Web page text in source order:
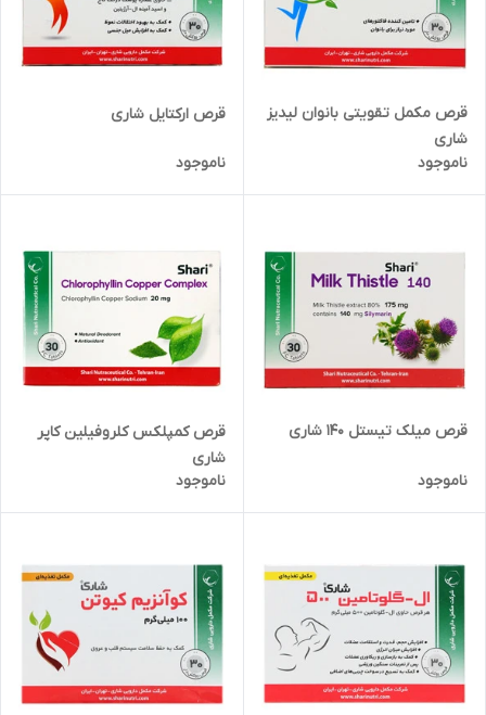
قرص مکمل تقویتی بانوان لیدیز
شاری
ناموجود
قرص ارکتایل شاری
ناموجود
قرص میلک تیستل 140 شاری
ناموجود
قرص کمپلکس کلروفیلین کاپر
شاری
ناموجود